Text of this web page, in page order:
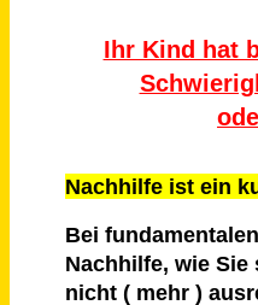
Ihr Kind hat
Nachhilfe ist ein
Bei
Nachhilfe, wie
nicht ( mehr )